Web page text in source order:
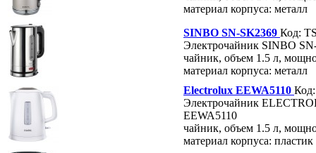
материал корпуса: металл
SINBO SN-SK2369 Код:
Электрочайник SINBO
чайник, объем 1.5 л,
материал корпуса: металл
Electrolux EEWA5110
Электрочайник
EEWA5110
чайник, объем 1.5 л,
материал корпуса: пластик